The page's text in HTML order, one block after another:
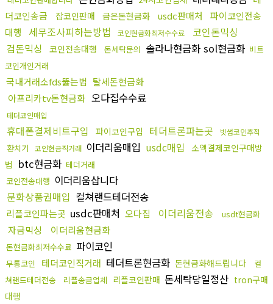
더코인송금
잡코인판매 금은돈현금화 usdc판매처
파이코인전송
대행
세무조사피하는방법 코인현금화최저수수료
코인돈믹싱
검돈믹싱
코인전송대행 돈세탁문의 솔라나현금화 sol현금화 비트
코인개인거래
국내거래소fds뚫는법 탈세돈현금화
아프리카tv돈현금화 오다집수수료
테더코인매입
휴대폰결제비트구입 파이코인구입 테더트론파는곳 빗썸코인추적
환치기 코인현금직거래 이더리움매입 usdc매입 소액결제코인구매방
법 btc현금화 테더거래
코인전송대행 이더리움삽니다
문화상품권매입 컬쳐랜드테더전송
리플코인파는곳 usdc판매처 오다집 이더리움전송 usdt현금화
자금믹싱 이더리움현금화
돈현금화최저수수료 파이코인
무통코인 테더코인직거래 테더트론현금화 돈현금화해드립니다
컬
쳐랜드테더전송
리플송금업체 리플코인판매 돈세탁당일정산 tron구매
대행